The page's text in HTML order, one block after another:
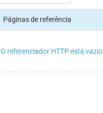
Páginas de referência
O referenciador HTTP está vazio